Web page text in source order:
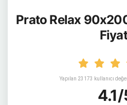
Prato Relax
Yapılan 23173 kullanıcı